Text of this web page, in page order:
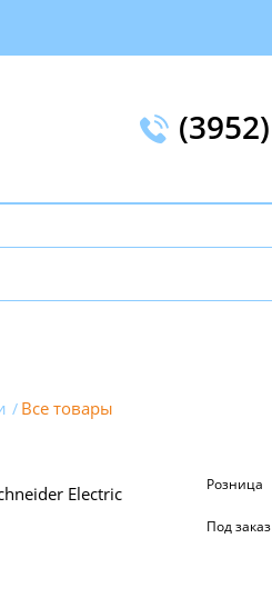
(3952)
Все товары
Electric Розница
Под заказ